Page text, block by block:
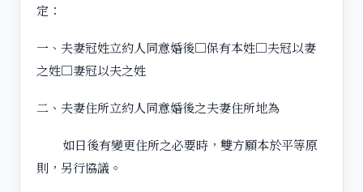
定：
一、夫妻冠姓立約人同意婚後□保有本姓□夫冠以妻
之姓□妻冠以夫之姓
二、夫妻住所立約人同意婚後之夫妻住所地為
如日後有變更住所之必要時，雙方願本於平等原
則，另行協議。